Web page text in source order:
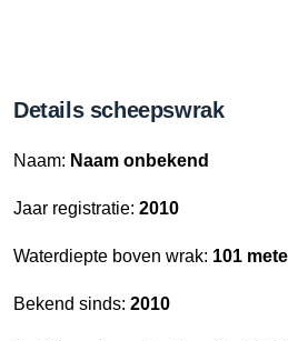
Details scheepswrak
Naam: Naam onbekend
Jaar registratie: 2010
Waterdiepte boven wrak: 101
Bekend sinds: 2010